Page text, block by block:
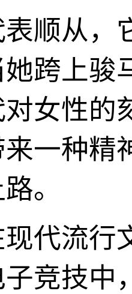
顺从，
跨上骏
女性的
一种精
。
代流行
竞技中